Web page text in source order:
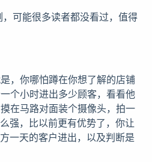
可能很多读者都没看过，值得
，你哪怕蹲在你想了解的店铺
个小时进出多少顾客，看看他
在马路对面装个摄像头，拍一
强，比以前更有优势了，你让
一天的客户进出，以及判断是